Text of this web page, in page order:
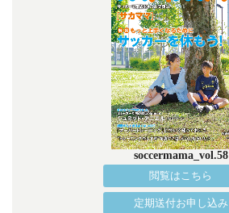
soccermama_vol.58
閲覧はこちら
定期送付お申し込み